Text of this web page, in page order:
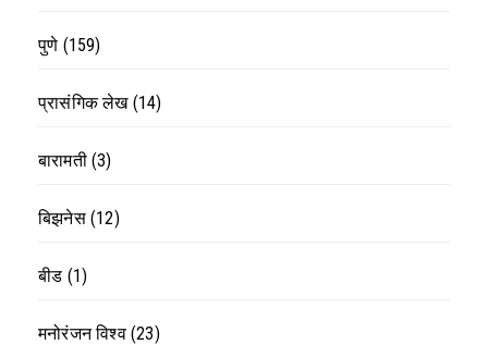
पुणे (159)
प्रासंगिक लेख(14)
बारामती(3)
बिझनेस(12)
बीड (1)
मनोरंजन विश्व(23)